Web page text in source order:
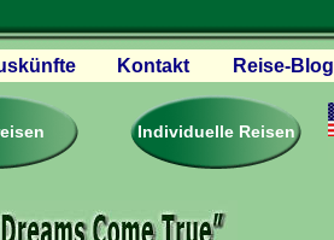
– Reviews
Kontakt Reise-Blog
Individuelle Reisen